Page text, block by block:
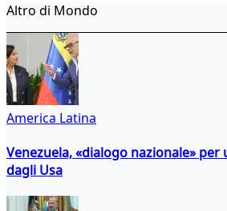
Altro di Mondo
America Latina
Venezuela, «dialogo nazionale»
dagli Usa